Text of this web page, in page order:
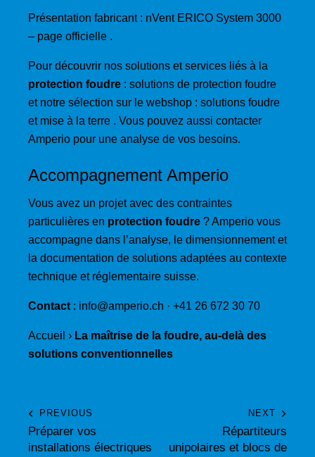
Présentation fabricant : nVent ERICO System 3000
– page officielle .
Pour découvrir nos solutions et services liés à la
protection foudre : solutions de protection foudre
et notre sélection sur le webshop : solutions foudre
et mise à la terre . Vous pouvez aussi contacter
Amperio pour une analyse de vos besoins.
Accompagnement Amperio
Vous avez un projet avec des contraintes
particulières en protection foudre ? Amperio vous
accompagne dans l’analyse, le dimensionnement et
la documentation de solutions adaptées au contexte
technique et réglementaire suisse.
Contact : info@amperio.ch · +41 26 672 30 70
Accueil › La maîtrise de la foudre, au-delà des
solutions conventionnelles
PREVIOUS
Préparer vos
installations électriques
NEXT
Répartiteurs
unipolaires et blocs de